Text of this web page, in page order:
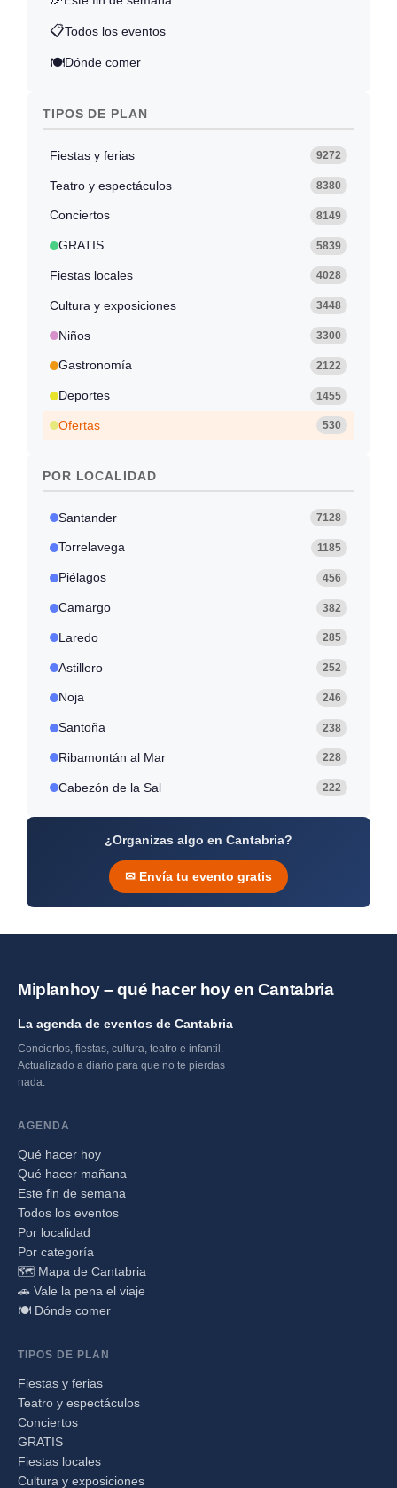
📋Todos los eventos
🍽️Dónde comer
TIPOS DE PLAN
Fiestas y ferias 9272
Teatro y espectáculos 8380
Conciertos 8149
GRATIS 5839
Fiestas locales 4028
Cultura y exposiciones 3448
Niños 3300
Gastronomía 2122
Deportes 1455
Ofertas 530
POR LOCALIDAD
Santander 7128
Torrelavega 1185
Piélagos 456
Camargo 382
Laredo 285
Astillero 252
Noja 246
Santoña 238
Ribamontán al Mar 228
Cabezón de la Sal 222
¿Organizas algo en Cantabria?
✉ Envía tu evento gratis
Miplanhoy – qué hacer hoy en Cantabria
La agenda de eventos de Cantabria
Conciertos, fiestas, cultura, teatro e infantil.
Actualizado a diario para que no te pierdas
nada.
AGENDA
Qué hacer hoy
Qué hacer mañana
Este fin de semana
Todos los eventos
Por localidad
Por categoría
🗺️ Mapa de Cantabria
🚗 Vale la pena el viaje
🍽️ Dónde comer
TIPOS DE PLAN
Fiestas y ferias
Teatro y espectáculos
Conciertos
GRATIS
Fiestas locales
Cultura y exposiciones